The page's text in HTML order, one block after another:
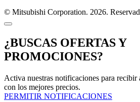
© Mitsubishi Corporation. 2026.
¿BUSCAS OFERTAS Y
PROMOCIONES?
Activa nuestras notificaciones para recibir
con los mejores precios.
PERMITIR NOTIFICACIONES